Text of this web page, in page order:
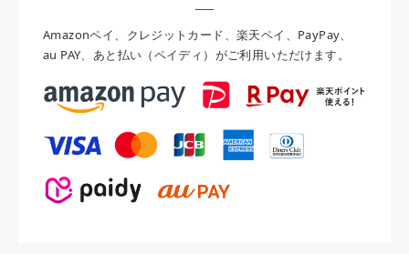
Amazonペイ、クレジットカード、楽天ペイ、PayPay、
au PAY、あと払い（ペイディ）がご利用いただけます。